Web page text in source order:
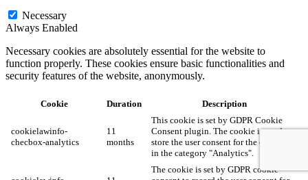
Necessary
Always Enabled
Necessary cookies are absolutely essential for the website to
function properly. These cookies ensure basic functionalities and
security features of the website, anonymously.
Cookie Duration Description
cookielawinfo-
checbox-analytics
11
months
This cookie is set by GDPR Cookie
Consent plugin. The cookie is used to
store the user consent for the cookies
in the category "Analytics".
The cookie is set by GDPR cookie